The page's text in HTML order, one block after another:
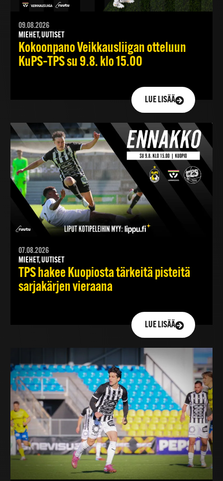
09.08.2026
MIEHET, UUTISET
Kokoonpano Veikkausliigan otteluun
KuPS–TPS su 9.8. klo 15.00
LUE LISÄÄ
07.08.2026
MIEHET, UUTISET
TPS hakee Kuopiosta tärkeitä pisteitä
sarjakärjen vieraana
LUE LISÄÄ